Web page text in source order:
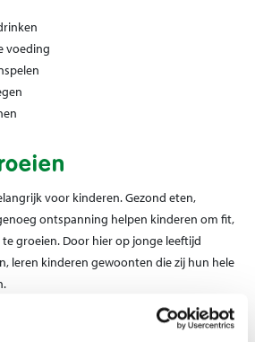
voeding
voor kinderen. Gezond eten,
ontspanning helpen kinderen om fit,
groeien. Door hier op jonge leeftijd
leren kinderen gewoonten die zij hun hele
leuke activiteiten